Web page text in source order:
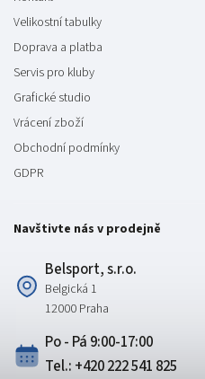
Velikostní tabulky
Doprava a platba
Servis pro kluby
Grafické studio
Vrácení zboží
Obchodní podmínky
GDPR
Navštivte nás v prodejně
Belsport, s.r.o.
Belgická 1
12000 Praha
Po - Pá 9:00-17:00
Tel.: +420 222 541 825